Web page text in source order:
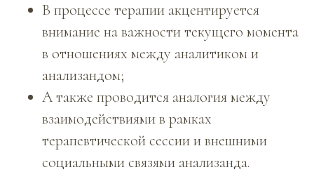
В процессе терапии акцентируется
внимание на важности текущего момента
в отношениях между аналитиком и
анализандом;
А также проводится аналогия между
взаимодействиями в рамках
терапевтической сессии и внешними
социальными связями анализанда.